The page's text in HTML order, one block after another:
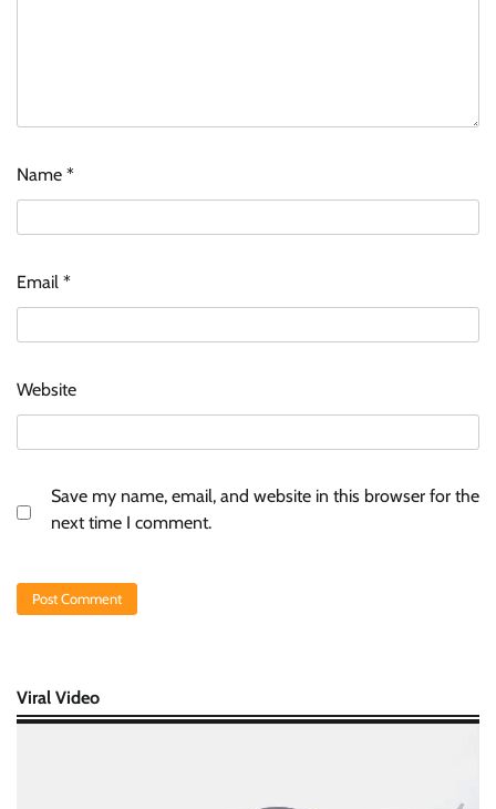
Name *
Email *
Website
Save my name, email, and website in this browser for the
next time I comment.
Viral Video